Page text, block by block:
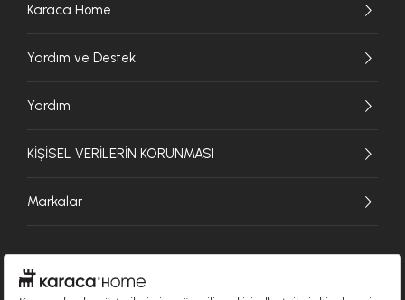
Karaca Home
Yardım ve Destek
Yardım
KİŞİSEL VERİLERİN KORUNMASI
Markalar